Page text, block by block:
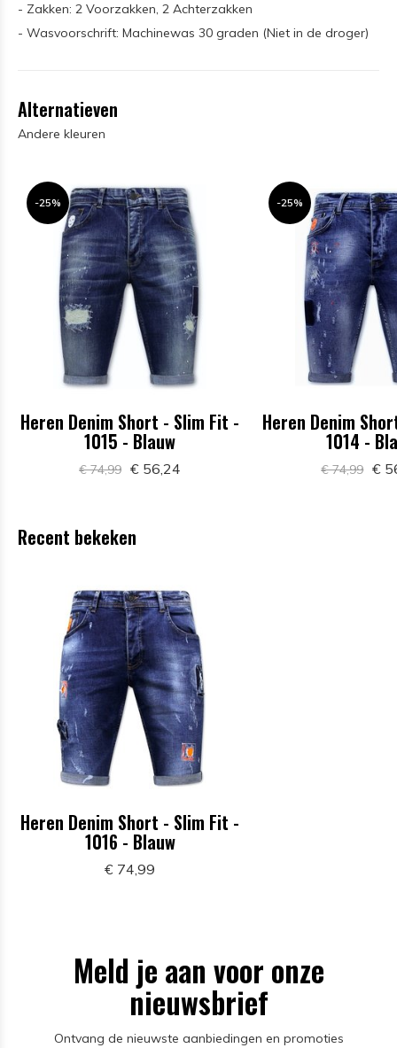
- Zakken: 2 Voorzakken, 2 Achterzakken
- Wasvoorschrift: Machinewas 30 graden (Niet in de droger)
Alternatieven
Andere kleuren
-25%
Heren Denim Short - Slim Fit -
1015 - Blauw
€ 74,99 € 56,24
-25%
Heren Denim
1014 -
€ 74,99 €
Recent bekeken
Heren Denim Short - Slim Fit -
1016 - Blauw
€ 74,99
Meld je aan voor onze
nieuwsbrief
Ontvang de nieuwste aanbiedingen en promoties